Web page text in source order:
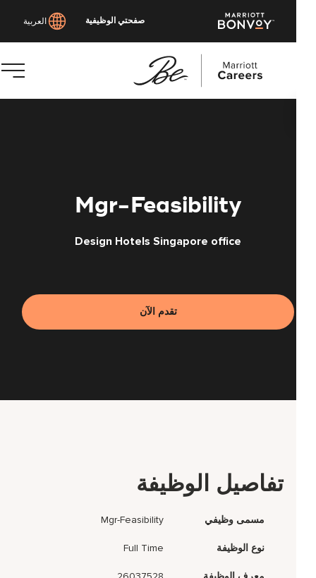
صفحتي الوظيفية العربية
Mgr-Feasibility
Design Hotels Singapore office
تقدم الآن
تفاصيل الوظيفة
مسمى وظيفي Mgr-Feasibility
نوع الوظيفة Full Time